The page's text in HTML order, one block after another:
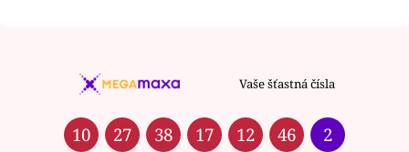
Vaše šťastná čísla
10 27 38 17 12 46 2